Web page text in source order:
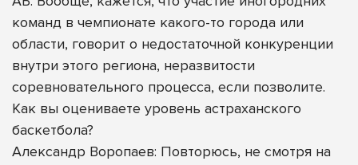
команд в чемпионате какого-то города или
области, говорит о недостаточной конкуренции
внутри этого региона, неразвитости
соревновательного процесса, если позволите.
Как вы оцениваете уровень астраханского
баскетбола?
Александр Воропаев: Повторюсь, не смотря на